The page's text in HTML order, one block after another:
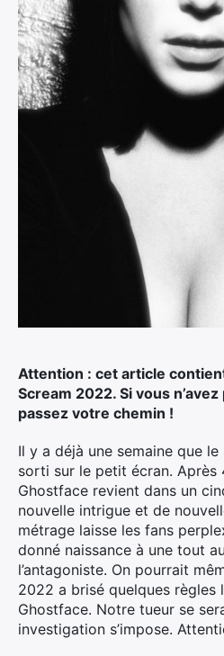
Attention : cet article
Scream 2022. Si vous
passez votre chemin !
Il y a déjà une semaine que
sorti sur le petit écran. Après
Ghostface revient dans un
nouvelle intrigue et de
métrage laisse les fans
donné naissance à une tout
l’antagoniste. On pourrait
2022 a brisé quelques
Ghostface. Notre tueur se
investigation s’impose.